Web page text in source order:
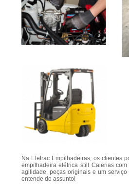
Na Eletrac Empilhadeiras, os clientes
empilhadeira elétrica still Caierias
agilidade, peças originais e um
entende do assunto!